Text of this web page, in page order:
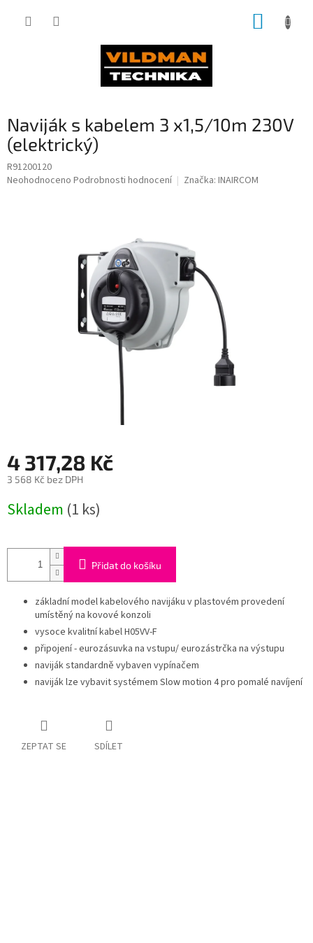
Naviják s kabelem 3 x1,5/10m 230V
(elektrický)
R91200120
Průměrné
Neohodnoceno Podrobnosti hodnocení Značka: INAIRCOM
4 317,28 Kč
3 568 Kč bez DPH
cena:
Skladem (1 ks)
Přidat do košíku
základní model kabelového navijáku v plastovém provedení
umístěný na kovové konzoli
vysoce kvalitní kabel H05VV-F
připojení - eurozásuvka na vstupu/ eurozástrčka na výstupu
naviják standardně vybaven vypínačem
naviják lze vybavit systémem Slow motion 4 pro pomalé navíjení
ZEPTAT SE SDÍLET